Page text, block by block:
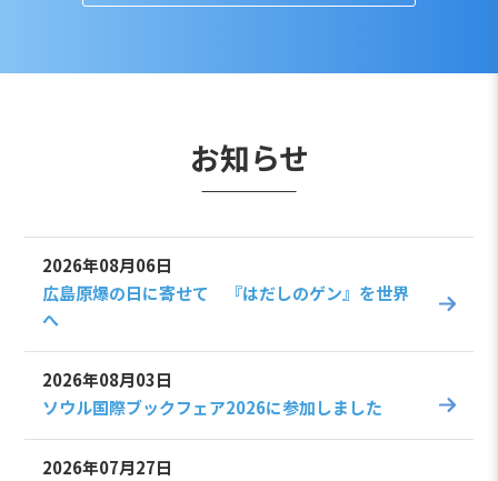
お知らせ
2026年08月06日
広島原爆の日に寄せて 『はだしのゲン』を世界
へ
2026年08月03日
ソウル国際ブックフェア2026に参加しました
2026年07月27日